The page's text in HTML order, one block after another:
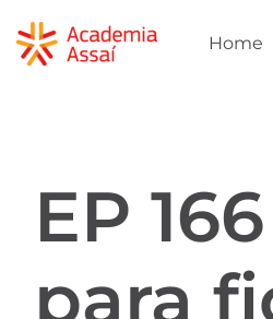
Home
EP
para